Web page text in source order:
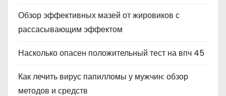
Обзор эффективных мазей от жировиков с
рассасывающим эффектом
Насколько опасен положительный тест на впч 45
Как лечить вирус папилломы у мужчин: обзор
методов и средств